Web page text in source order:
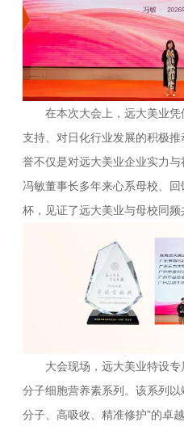
在本次大会上，远大美业凭
支持、对日化行业发展的积极
誉不仅是对远大美业企业实力
冯敏董事长多年来心系母校、
杯，见证了远大美业与母校同频
大会现场，远大美业特设专
分子细胞营养素系列。该系列
分子、高吸收、精准修护”的卓